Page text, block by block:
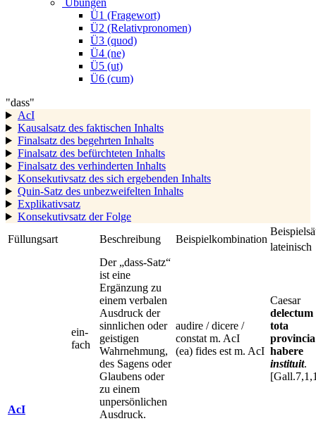
Übungen
Ü1 (Fragewort)
Ü2 (Relativpronomen)
Ü3 (quod)
Ü4 (ne)
Ü5 (ut)
Ü6 (cum)
"dass"
AcI
Kausalsatz des faktischen Inhalts
Finalsatz des begehrten Inhalts
Finalsatz des befürchteten Inhalts
Finalsatz des verhinderten Inhalts
Konsekutivsatz des sich ergebenden Inhalts
Quin-Satz des unbezweifelten Inhalts
Explikativsatz
Konsekutivsatz der Folge
Füllungsart
Beschreibung Beispielkombination
lateinisch
AcI
ein-
fach
Der „dass-Satz“
ist eine
Ergänzung zu
einem verbalen
Ausdruck der
sinnlichen oder
geistigen
Wahrnehmung,
des Sagens oder
Glaubens oder
zu einem
unpersönlichen
Ausdruck.
audire / dicere /
constat m. AcI
(ea) fides est m. AcI
Caesar
delectum
tota
provincia
habere
instituit.